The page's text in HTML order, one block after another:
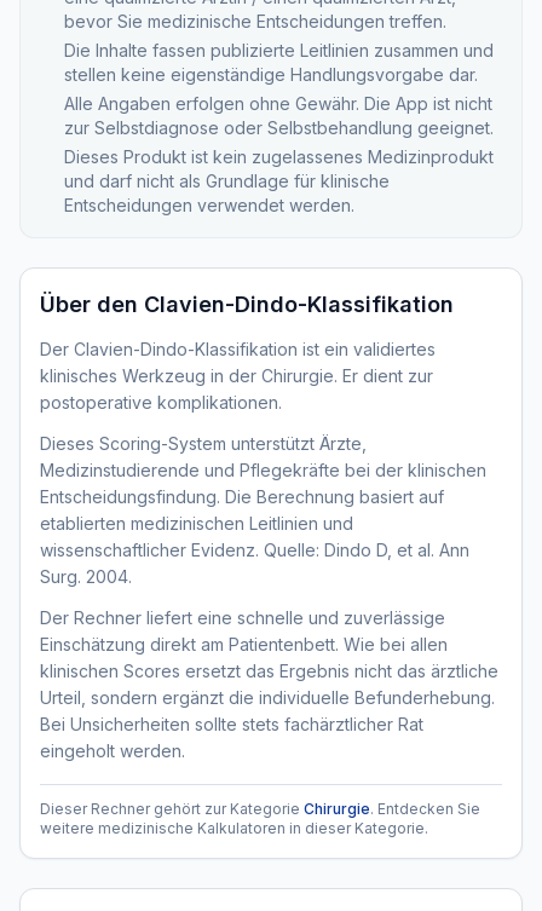
bevor Sie medizinische Entscheidungen treffen.
Die Inhalte fassen publizierte Leitlinien zusammen und
stellen keine eigenständige Handlungsvorgabe dar.
Alle Angaben erfolgen ohne Gewähr. Die App ist nicht
zur Selbstdiagnose oder Selbstbehandlung geeignet.
Dieses Produkt ist kein zugelassenes Medizinprodukt
und darf nicht als Grundlage für klinische
Entscheidungen verwendet werden.
Über den Clavien-Dindo-Klassifikation
Der Clavien-Dindo-Klassifikation ist ein validiertes
klinisches Werkzeug in der Chirurgie. Er dient zur
postoperative komplikationen.
Dieses Scoring-System unterstützt Ärzte,
Medizinstudierende und Pflegekräfte bei der klinischen
Entscheidungsfindung. Die Berechnung basiert auf
etablierten medizinischen Leitlinien und
wissenschaftlicher Evidenz. Quelle: Dindo D, et al. Ann
Surg. 2004.
Der Rechner liefert eine schnelle und zuverlässige
Einschätzung direkt am Patientenbett. Wie bei allen
klinischen Scores ersetzt das Ergebnis nicht das ärztliche
Urteil, sondern ergänzt die individuelle Befunderhebung.
Bei Unsicherheiten sollte stets fachärztlicher Rat
eingeholt werden.
Dieser Rechner gehört zur Kategorie Chirurgie. Entdecken Sie
weitere medizinische Kalkulatoren in dieser Kategorie.